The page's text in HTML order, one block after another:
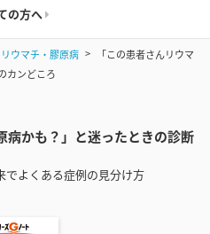
の方へ
リウマチ・膠原病
「この患者さんリウマ
カンどころ
病かも？」と迷ったときの診断
でよくある症例の見分け方